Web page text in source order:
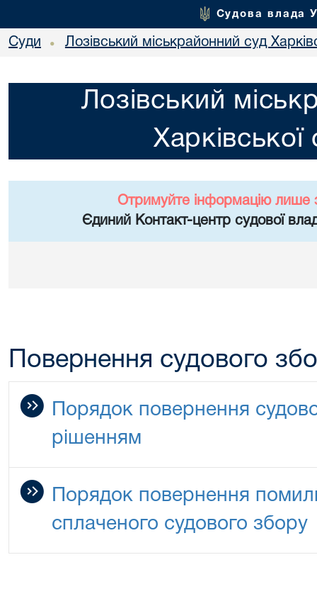
Судова влада
Суди • Лозівський міськрайонний суд
Лозівський
Харківської
Отримуйте інформацію лише
Єдиний Контакт-центр судової
Повернення судового
Порядок повернення
рішенням
Порядок повернення
сплаченого судового збору